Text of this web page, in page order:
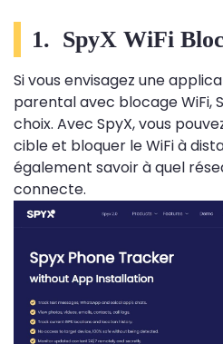
1. SpyX WiFi
Si vous envisagez une
parental avec blocage WiFi,
choix. Avec SpyX, vous
cible et bloquer le WiFi à
également savoir à quel
connecte.